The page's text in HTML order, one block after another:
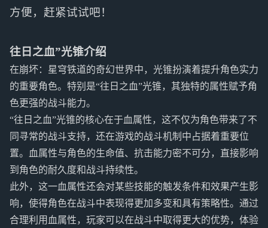
方便，赶紧试试吧！
往日之血”光锥介绍
在崩坏：星穹铁道的奇幻世界中，光锥扮演着提升角色实力
的重要角色。特别是“往日之血”光锥，其独特的属性赋予角
色更强的战斗能力。
“往日之血”光锥的核心在于血属性，这不仅为角色带来了不
同寻常的战斗支持，还在游戏的战斗机制中占据着重要位
置。血属性与角色的生命值、抗击能力密不可分，直接影响
到角色的耐久度和战斗持续性。
此外，这一血属性还会对某些技能的触发条件和效果产生影
响，使得角色在战斗中表现得更加多变和具有策略性。通过
合理利用血属性，玩家可以在战斗中取得更大的优势，体验